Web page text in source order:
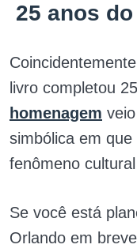
25 anos
livro completou
homenagem
simbólica em
fenômeno
Se você está
Orlando em